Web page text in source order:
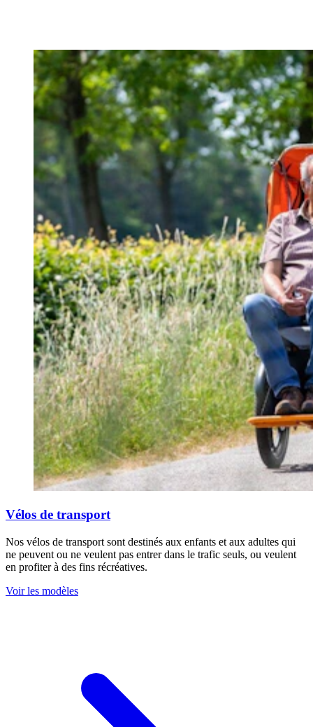
Vélos de transport
Nos vélos de transport sont destinés aux enfants et aux adultes qui
ne peuvent ou ne veulent pas entrer dans le trafic seuls, ou veulent
en profiter à des fins récréatives.
Voir les modèles